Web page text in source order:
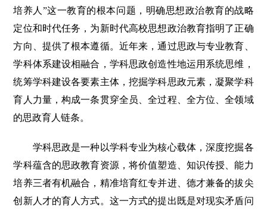
培养人”这一教育的根本问题，明确思想政治教育的战略
定位和时代任务，为新时代高校思想政治教育指明了正确
方向、提供了根本遵循。近年来，通过思政与专业教育、
学科体系建设相融合，学科思政创造性地运用系统思维，
统筹学科建设各要素主体，挖掘学科思政元素，凝聚学科
育人力量，构成一条贯穿全员、全过程、全方位、全领域
的思政育人链条。
学科思政是一种以学科专业为核心载体，深度挖掘各
学科蕴含的思政教育资源，将价值塑造、知识传授、能力
培养三者有机融合，精准培育红专并进、德才兼备的拔尖
创新人才的育人方式。这一方式的提出既是对现实矛盾问